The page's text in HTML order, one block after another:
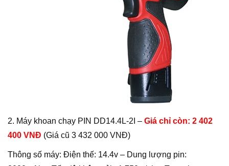
2. Máy khoan chạy PIN DD14.4L-2I – Giá chỉ còn: 2 402
400 VNĐ (Giá cũ 3 432 000 VNĐ)
Thông số máy: Điện thế: 14.4v – Dung lượng pin: